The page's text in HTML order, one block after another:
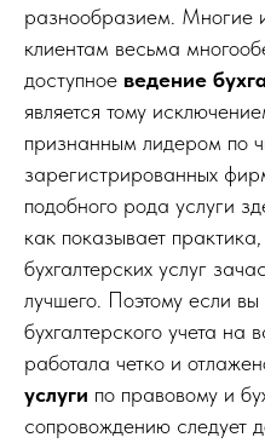
разнообразием. Многие
клиентам весьма
доступное ведение
является тому
признанным лидером по
зарегистрированных
подобного рода услуги
как показывает
бухгалтерских услуг
лучшего. Поэтому если вы
бухгалтерского учета на
работала четко и
услуги по правовому и
сопровождению следует